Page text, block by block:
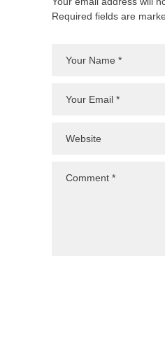
Required fields are